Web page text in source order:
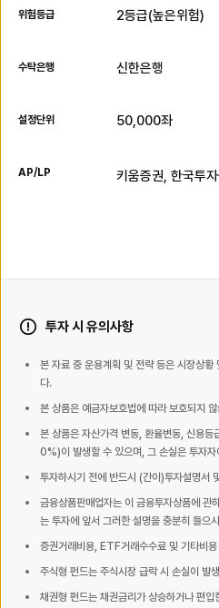
위험등급 2등급(높은위험)
수탁은행 신한은행
설정단위 50,000좌
AP/LP 키움증권, 한국투
투자 시 유의사항
본 자료 중 운용계획 및 전략 등은 시장상황
다.
본 상품은 예금자보호법에 따라 보호되지
본 상품은 자산가격 변동, 환율변동, 신용
0%)이 발생할 수 있으며, 그 손실은 투자자
투자하시기 전에 반드시 (간이)투자설명서
금융상품판매업자는 이 금융투자상품에 관
는 투자에 앞서 그러한 설명을 충분히 들으
증권거래비용, ETF거래수수료 및 기타비
주식형 펀드는 주식시장 급락 시 손실이 발
채권형 펀드는 채권금리가 상승하거나 편